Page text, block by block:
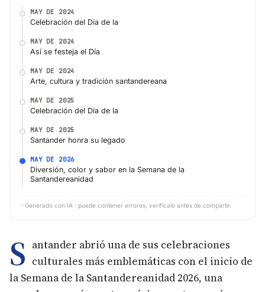
MAY DE 2024
Celebración del Día de la
MAY DE 2024
Así se festeja el Día
MAY DE 2024
Arte, cultura y tradición santandereana
MAY DE 2025
Celebración del Día de la
MAY DE 2025
Santander honra su legado
MAY DE 2026
Diversión, color y sabor en la Semana de la
Santandereanidad
✨ Generado con IA · puede contener errores, verifícalo antes de compartir.
S antander abrió una de sus celebraciones
culturales más emblemáticas con el inicio de
la Semana de la Santandereanidad 2026, una